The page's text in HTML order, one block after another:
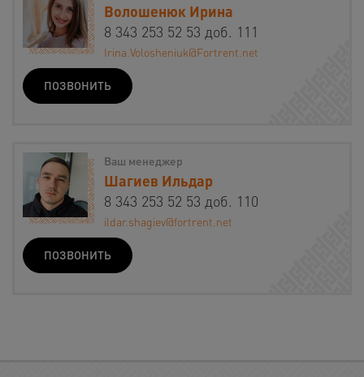
Волошенюк Ирина
8 343 253 52 53 доб. 111
Irina.Volosheniuk@Fortrent.net
ПОЗВОНИТЬ
Ваш менеджер
Шагиев Ильдар
8 343 253 52 53 доб. 110
ildar.shagiev@fortrent.net
ПОЗВОНИТЬ